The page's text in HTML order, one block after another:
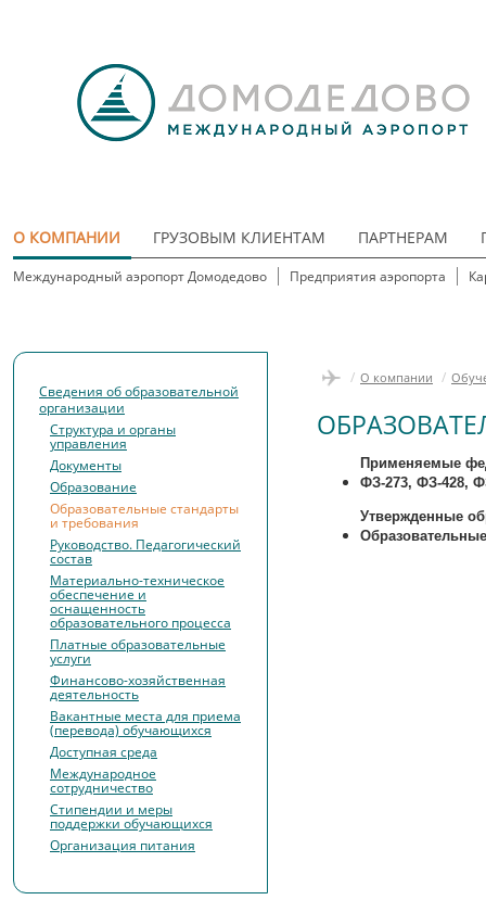
О КОМПАНИИ ГРУЗОВЫМ КЛИЕНТАМ ПАРТНЕРАМ
Международный аэропорт Домодедово Предприятия аэропорта
Сведения об образовательной
организации
Структура и органы
управления
Документы
Образование
Образовательные стандарты
и требования
Руководство. Педагогический
состав
Материально-техническое
обеспечение и
оснащенность
образовательного процесса
Платные образовательные
услуги
Финансово-хозяйственная
деятельность
Вакантные места для приема
(перевода) обучающихся
Доступная среда
Международное
сотрудничество
Стипендии и меры
поддержки обучающихся
Организация питания
/ О компании /
Применяемые
ФЗ-273, ФЗ-428,
Утвержденные